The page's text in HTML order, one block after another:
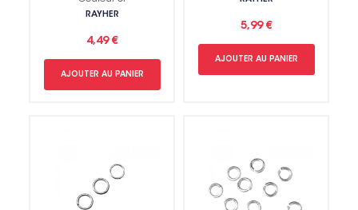
RAYHER
4,49 €
AJOUTER AU PANIER
5,99 €
AJOUTER AU PANIER